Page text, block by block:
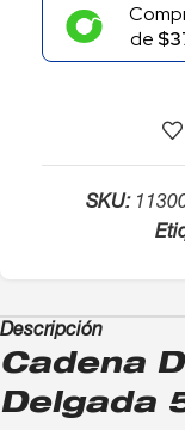
de
SKU:
Descripción
Cadena
Delgada